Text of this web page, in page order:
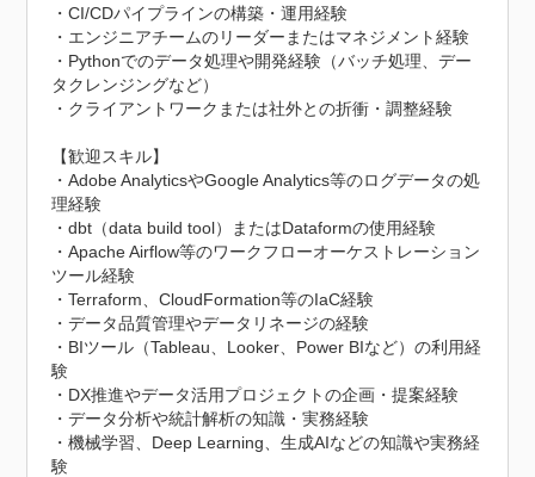
・CI/CDパイプラインの構築・運用経験
・エンジニアチームのリーダーまたはマネジメント経験
・Pythonでのデータ処理や開発経験（バッチ処理、デー
タクレンジングなど）
・クライアントワークまたは社外との折衝・調整経験
【歓迎スキル】
・Adobe AnalyticsやGoogle Analytics等のログデータの処
理経験
・dbt（data build tool）またはDataformの使用経験
・Apache Airflow等のワークフローオーケストレーション
ツール経験
・Terraform、CloudFormation等のIaC経験
・データ品質管理やデータリネージの経験
・BIツール（Tableau、Looker、Power BIなど）の利用経
験
・DX推進やデータ活用プロジェクトの企画・提案経験
・データ分析や統計解析の知識・実務経験
・機械学習、Deep Learning、生成AIなどの知識や実務経
験